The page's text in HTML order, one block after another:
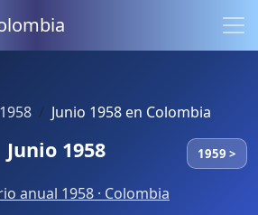
Junio 1958 en Colombia
Junio 1958 1959 >
anual 1958 · Colombia